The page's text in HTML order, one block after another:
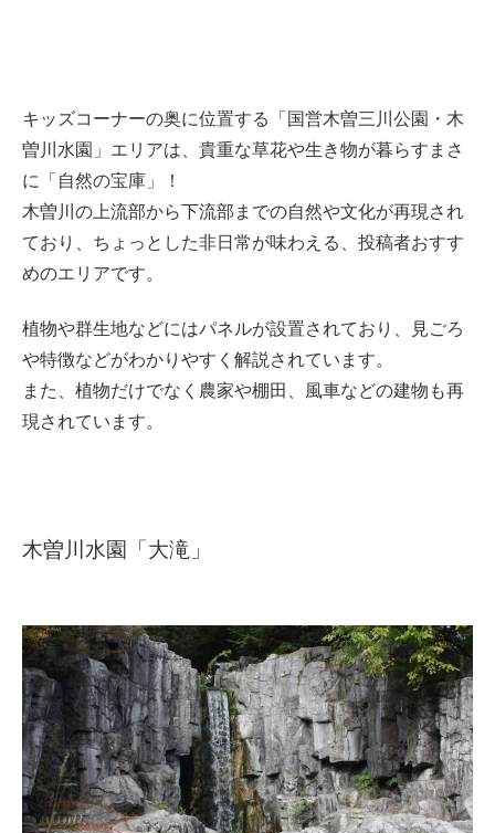
キッズコーナーの奥に位置する「国営木曽三川公園・木
曽川水園」エリアは、貴重な草花や生き物が暮らすまさ
に「自然の宝庫」！
木曽川の上流部から下流部までの自然や文化が再現され
ており、ちょっとした非日常が味わえる、投稿者おすす
めのエリアです。
植物や群生地などにはパネルが設置されており、見ごろ
や特徴などがわかりやすく解説されています。
また、植物だけでなく農家や棚田、風車などの建物も再
現されています。
木曽川水園「大滝」